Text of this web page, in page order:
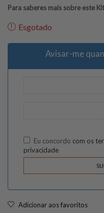
Para saberes mais sobre este
Esgotado
Avisar-me
Eu concordo com os
privacidade
Adicionar aos favoritos